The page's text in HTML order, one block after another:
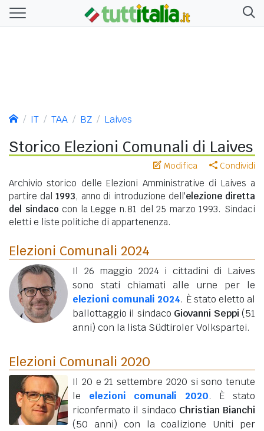
IT TAA BZ Laives
Storico Elezioni Comunali di Laives
Modifica Condividi
Archivio storico delle Elezioni Amministrative di Laives a
partire dal 1993, anno di introduzione dell'elezione diretta
del sindaco con la Legge n.81 del 25 marzo 1993. Sindaci
eletti e liste politiche di appartenenza.
Elezioni Comunali 2024
Il 26 maggio 2024 i cittadini di Laives
sono stati chiamati alle urne per le
elezioni comunali 2024. È stato eletto al
ballottaggio il sindaco Giovanni Seppi (51
anni) con la lista Südtiroler Volkspartei.
Elezioni Comunali 2020
Il 20 e 21 settembre 2020 si sono tenute
le elezioni comunali 2020. È stato
riconfermato il sindaco Christian Bianchi
(50 anni) con la coalizione Uniti per